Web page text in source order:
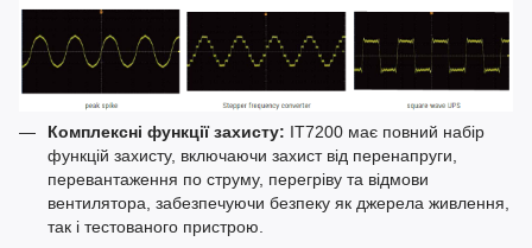
Комплексні функції захисту: IT7200 має повний набір
функцій захисту, включаючи захист від перенапруги,
перевантаження по струму, перегріву та відмови
вентилятора, забезпечуючи безпеку як джерела живлення,
так і тестованого пристрою.